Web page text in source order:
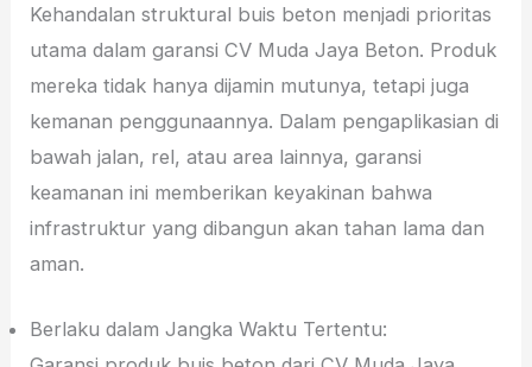
Kehandalan struktural buis beton menjadi prioritas
utama dalam garansi CV Muda Jaya Beton. Produk
mereka tidak hanya dijamin mutunya, tetapi juga
kemanan penggunaannya. Dalam pengaplikasian di
bawah jalan, rel, atau area lainnya, garansi
keamanan ini memberikan keyakinan bahwa
infrastruktur yang dibangun akan tahan lama dan
aman.
Berlaku dalam Jangka Waktu Tertentu: